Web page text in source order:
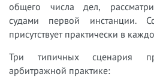
общего числа дел,
судами первой инстанции.
присутствует практически в
Три типичных сценария
арбитражной практике: